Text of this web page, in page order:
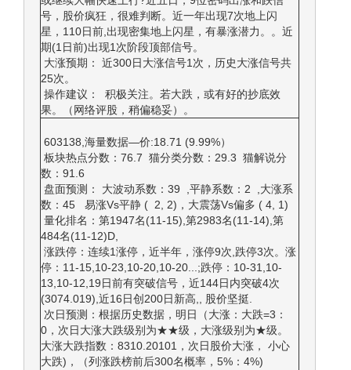
号，股价疯狂，很难判断。近一年出现7次地上闪
星，110日前,出现密集地上闪星，有暴涨潜力。。近
期(1日前)出现1次阶段顶部信号。
大涨预期： 近300日大涨信号1次，历史大涨信号共
25次。
操作建议： 积极关注。若大跌，或有好的抄底效
果。（网络评股，稍偏稳妥）。
603138,海量数据—价:18.71 (9.99%）
板块热点分数：76.7 猫分类分数：29.3 猫解说分
数：91.6
盘面预测： 大波动系数：39 ,平静系数：2 ,大涨系
数：45 易涨Vs平静 ( 2, 2)，大震荡Vs偏多 ( 4, 1)
量化排名：第1947名(11-15),第2983名(11-14),第
484名(11-12)D,
涨跌停：连续1涨停，近半年，涨停9次,跌停3次。涨
停：11-15,10-23,10-20,10-20...;跌停：10-31,10-
13,10-12,19日前有突破信号，近144日内突破4次
(3074.019),近16日创200日新高,, 股价坚挺.
次日预测：根据历史数据，明日（大涨：大跌=3：
0，次日大涨大跌级别为★★级，大涨级别为★级。
大涨大跌指数：8310.20101，次日股价大涨， 小心
大跌)，（列涨跌榜前后300名概率，5%：4%)